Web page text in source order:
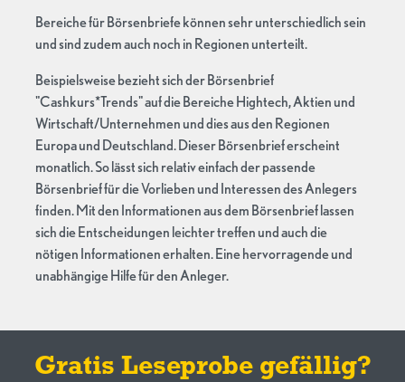
Bereiche für Börsenbriefe können sehr unterschiedlich sein
und sind zudem auch noch in Regionen unterteilt.
Beispielsweise bezieht sich der Börsenbrief
"Cashkurs*Trends" auf die Bereiche Hightech, Aktien und
Wirtschaft/Unternehmen und dies aus den Regionen
Europa und Deutschland. Dieser Börsenbrief erscheint
monatlich. So lässt sich relativ einfach der passende
Börsenbrief für die Vorlieben und Interessen des Anlegers
finden. Mit den Informationen aus dem Börsenbrief lassen
sich die Entscheidungen leichter treffen und auch die
nötigen Informationen erhalten. Eine hervorragende und
unabhängige Hilfe für den Anleger.
Gratis Leseprobe gefällig?